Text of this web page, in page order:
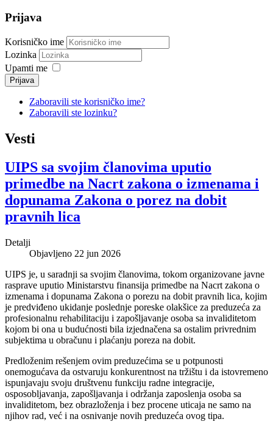
Prijava
Korisničko ime
Lozinka
Upamti me
Prijava
Zaboravili ste korisničko ime?
Zaboravili ste lozinku?
Vesti
UIPS sa svojim članovima uputio
primedbe na Nacrt zakona o izmenama i
dopunama Zakona o porez na dobit
pravnih lica
Detalji
Objavljeno 22 jun 2026
UIPS je, u saradnji sa svojim članovima, tokom organizovane javne
rasprave uputio Ministarstvu finansija primedbe na Nacrt zakona o
izmenama i dopunama Zakona o porezu na dobit pravnih lica, kojim
je predviđeno ukidanje poslednje poreske olakšice za preduzeća za
profesionalnu rehabilitaciju i zapošljavanje osoba sa invaliditetom
kojom bi ona u budućnosti bila izjednačena sa ostalim privrednim
subjektima u obračunu i plaćanju poreza na dobit.
Predloženim rešenjem ovim preduzećima se u potpunosti
onemogućava da ostvaruju konkurentnost na tržištu i da istovremeno
ispunjavaju svoju društvenu funkciju radne integracije,
osposobljavanja, zapošljavanja i održanja zaposlenja osoba sa
invaliditetom, bez obrazloženja i bez procene uticaja ne samo na
njihov rad, već i na osnivanje novih preduzeća ovog tipa.